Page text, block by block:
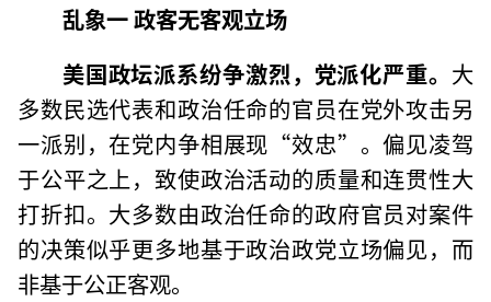
乱象一政客无客观立场
美国政坛派系纷争激烈，党派化严重。 大
多数民选代表和政治任命的官员在党外攻击另
一派别，在党内争相展现“效忠”。偏见凌驾
于公平之上，致使政治活动的质量和连贯性大
打折扣。大多数由政治任命的政府官员对案件
的决策似乎更多地基于政治政党立场偏见，而
非基于公正客观。